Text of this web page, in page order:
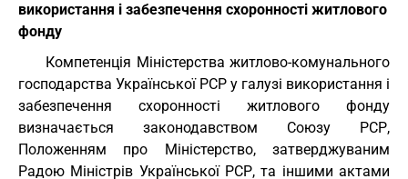
використання і забезпечення схоронності житлового
фонду
Компетенція Міністерства житлово-комунального
господарства Української РСР у галузі використання і
забезпечення схоронності житлового фонду
визначається законодавством Союзу РСР,
Положенням про Міністерство, затверджуваним
Радою Міністрів Української РСР, та іншими актами